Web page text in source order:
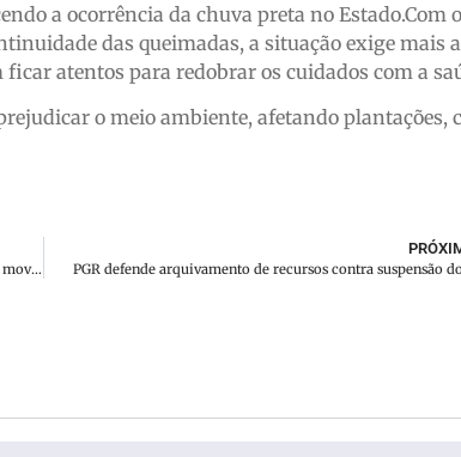
a ocorrência da chuva preta no Estado.Com o
das queimadas, a situação exige mais
atentos para redobrar os cuidados com a
o meio ambiente, afetando plantações,
Santa Catarina tem julho recorde com aumento de 225% no movimento de passageiros internacionais PGR defende arquivamento de recursos contra suspensão